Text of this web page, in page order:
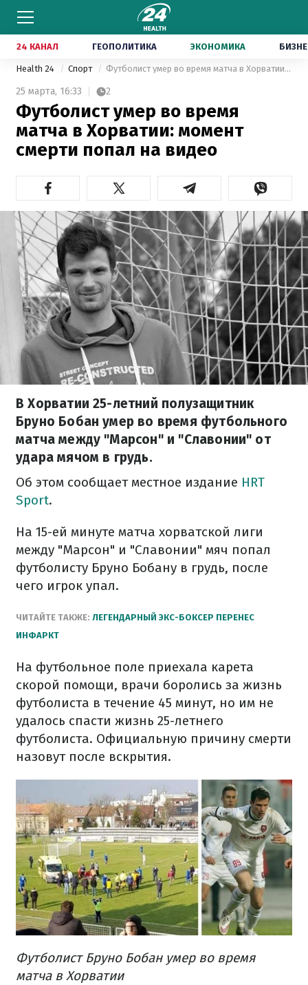
24 КАНАЛ ГЕОПОЛИТИКА ЭКОНОМИКА
Health 24 Спорт Футболист умер во время матча в Хорватии: момент смерти попал на видео
25 марта, 16:33 2
Футболист умер во время
матча в Хорватии: момент
смерти попал на видео
В Хорватии 25-летний полузащитник
Бруно Бобан умер во время футбольного
матча между "Марсон" и "Славонии" от
удара мячом в грудь.
Об этом сообщает местное издание HRT
Sport.
На 15-ей минуте матча хорватской лиги
между "Марсон" и "Славонии" мяч попал
футболисту Бруно Бобану в грудь, после
чего игрок упал.
ЧИТАЙТЕ ТАКЖЕ: ЛЕГЕНДАРНЫЙ ЭКС-БОКСЕР ПЕРЕНЕС
ИНФАРКТ
На футбольное поле приехала карета
скорой помощи, врачи боролись за жизнь
футболиста в течение 45 минут, но им не
удалось спасти жизнь 25-летнего
футболиста. Официальную причину смерти
назовут после вскрытия.
Футболист Бруно Бобан умер во время
матча в Хорватии